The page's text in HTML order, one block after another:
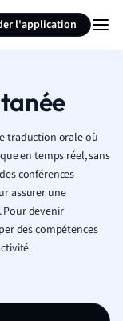
l'application
traduction orale où
en temps réel, sans
conférences
assurer une
devenir
des compétences
la page